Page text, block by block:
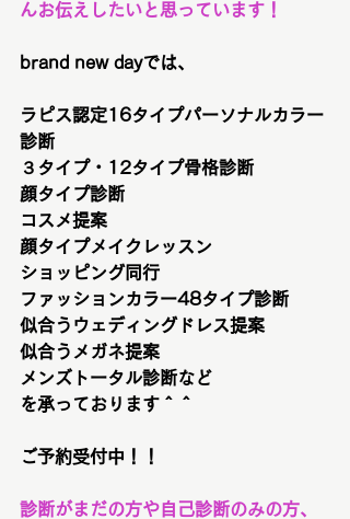
んお伝えしたいと思っています！
brand new dayでは、
ラピス認定16タイプパーソナルカラー
診断
３タイプ・12タイプ骨格診断
顔タイプ診断
コスメ提案
顔タイプメイクレッスン
ショッピング同行
ファッションカラー48タイプ診断
似合うウェディングドレス提案
似合うメガネ提案
メンズトータル診断など
を承っております＾＾
ご予約受付中！！
診断がまだの方や自己診断のみの方、